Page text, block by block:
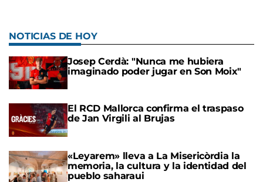
NOTICIAS DE HOY
Josep Cerdà: "Nunca me hubiera
imaginado poder jugar en Son Moix"
El RCD Mallorca confirma el traspaso
de Jan Virgili al Brujas
«Leyarem» lleva a La Misericòrdia la
memoria, la cultura y la identidad del
pueblo saharaui